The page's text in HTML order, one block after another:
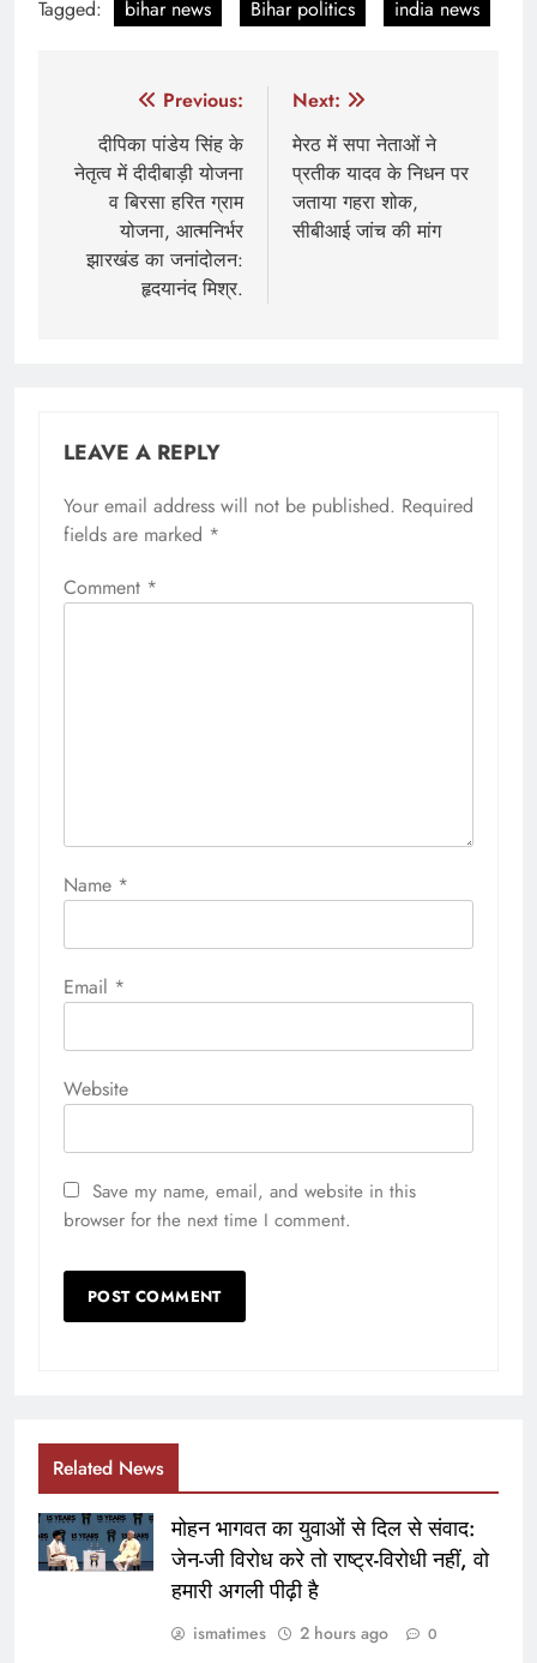
Tagged: bihar news Bihar politics india news
navigation
Previous:
दीपिका पांडेय सिंह के
नेतृत्व में दीदीबाड़ी योजना
व बिरसा हरित ग्राम
योजना, आत्मनिर्भर
झारखंड का जनांदोलन:
हृदयानंद मिश्र.
Next:
मेरठ में सपा नेताओं ने
प्रतीक यादव के निधन पर
जताया गहरा शोक,
सीबीआई जांच की मांग
LEAVE A REPLY
Your email address will not be published. Required
fields are marked *
Comment *
Name *
Email *
Website
Save my name, email, and website in this
browser for the next time I comment.
Related News
मोहन भागवत का युवाओं से दिल से संवाद:
जेन-जी विरोध करे तो राष्ट्र-विरोधी नहीं, वो
हमारी अगली पीढ़ी है
ismatimes 2 hours ago 0